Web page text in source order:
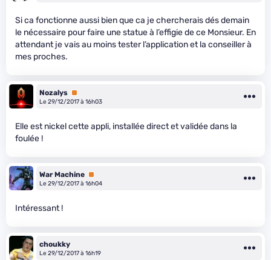
Si ca fonctionne aussi bien que ca je chercherais dés demain
le nécessaire pour faire une statue à l’effigie de ce Monsieur. En
attendant je vais au moins tester l’application et la conseiller à
mes proches.
Nozalys Premium
Le 29/12/2017 à 16h03
Elle est nickel cette appli, installée direct et validée dans la
foulée !
War Machine Premium
Le 29/12/2017 à 16h04
Intéressant !
choukky
Le 29/12/2017 à 16h19